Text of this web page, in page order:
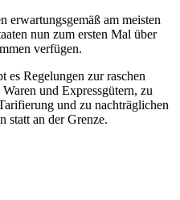
erwartungsgemäß am meisten
nun zum ersten Mal über
verfügen.
Regelungen zur raschen
und Expressgütern, zu
und zu nachträglichen
statt an der Grenze.